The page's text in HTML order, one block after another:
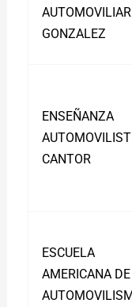
GONZALEZ
ENSEÑANZA
CANTOR
ESCUELA
AMERICANA DE